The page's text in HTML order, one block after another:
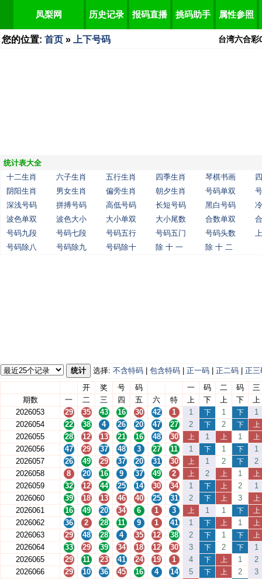
凤梨网 历史记录 报码直播 挑码助手 属性参照
您的位置: 首页 » 上下号码 台湾六合彩
统计表大全
十二生肖
六子生肖 五行生肖 四季生肖 琴棋书画
阴阳生肖
男女生肖 偏旁生肖 朝夕生肖 号码单双
深浅号码
拼搏号码 高低号码 长短号码 黑白号码
波色单双
波色大小 大小单双 大小尾数 合数单双
号码九段
号码七段 号码五行 号码五门 号码头数
号码除八
号码除九 号码除十 除 十 一 除 十 二
统计 选择: 不含特码 包含特码 正一码 正二码
正三
开
奖 号 码 一 码 二 码
三
期数
一 二 三 四 五 六 特 上 下 上 下
上
2026053
29 35 43 16 30 42 1 1 下 1 下
1
2026054
22 38 4 26 20 47 27 2 下 2 下 上
2026055 28 12 13 21 16 48 30 上 1 上 1 上
2026056 47 29 37 48 3 27 11 1 下 1 下
1
2026057
26 49 29 37 20 31 30 上 1 2 下
2
2026058
8 20 16 9 37 49 2 上 2 上 1 上
2026059 32 12 44 25 14 30 34 1 下 上 2
1
2026060
39 18 13 46 40 25 31 2 下 上 3 上
2026061 16 49 20 34 6 1 3 上 1 1 下 上
2026062 36 2 28 11 9 1 41 1 下 上 1 上
2026063 29 48 28 4 35 12 38 2 下 1 下 上
2026064 33 29 39 34 18 12 30 3 下 2 下
1
2026065
29 11 23 41 24 19 1 4 下 上 1
2
2026066
29 10 36 45 16 4 14 5 下 上 2
3